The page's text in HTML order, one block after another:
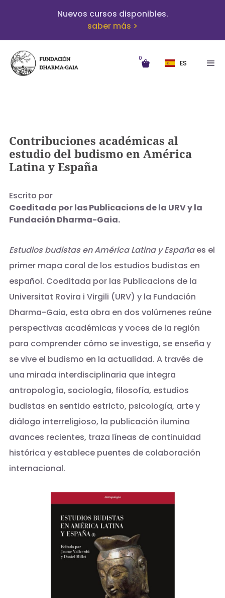
Nuevos cursos disponibles.
saber más >
0
ES
Contribuciones académicas al
estudio del budismo en América
Latina y España
Escrito por
Coeditada por las Publicacions de la URV y la
Fundación Dharma-Gaia.
Estudios budistas en América Latina y Españaes el
primer mapa coral de los estudios budistas en
español. Coeditada por las Publicacions de la
Universitat Rovira i Virgili (URV) y la Fundación
Dharma-Gaia, esta obra en dos volúmenes reúne
perspectivas académicas y voces de la región
para comprender cómo se investiga, se enseña y
se vive el budismo en la actualidad. A través de
una mirada interdisciplinaria que integra
antropología, sociología, filosofía, estudios
budistas en sentido estricto, psicología, arte y
diálogo interreligioso, la publicación ilumina
avances recientes, traza líneas de continuidad
histórica y establece puentes de colaboración
internacional.